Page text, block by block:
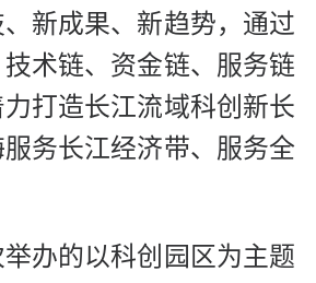
新成果、新趋势，通过
术链、资金链、服务链
打造长江流域科创新长
务长江经济带、服务全
办的以科创园区为主题